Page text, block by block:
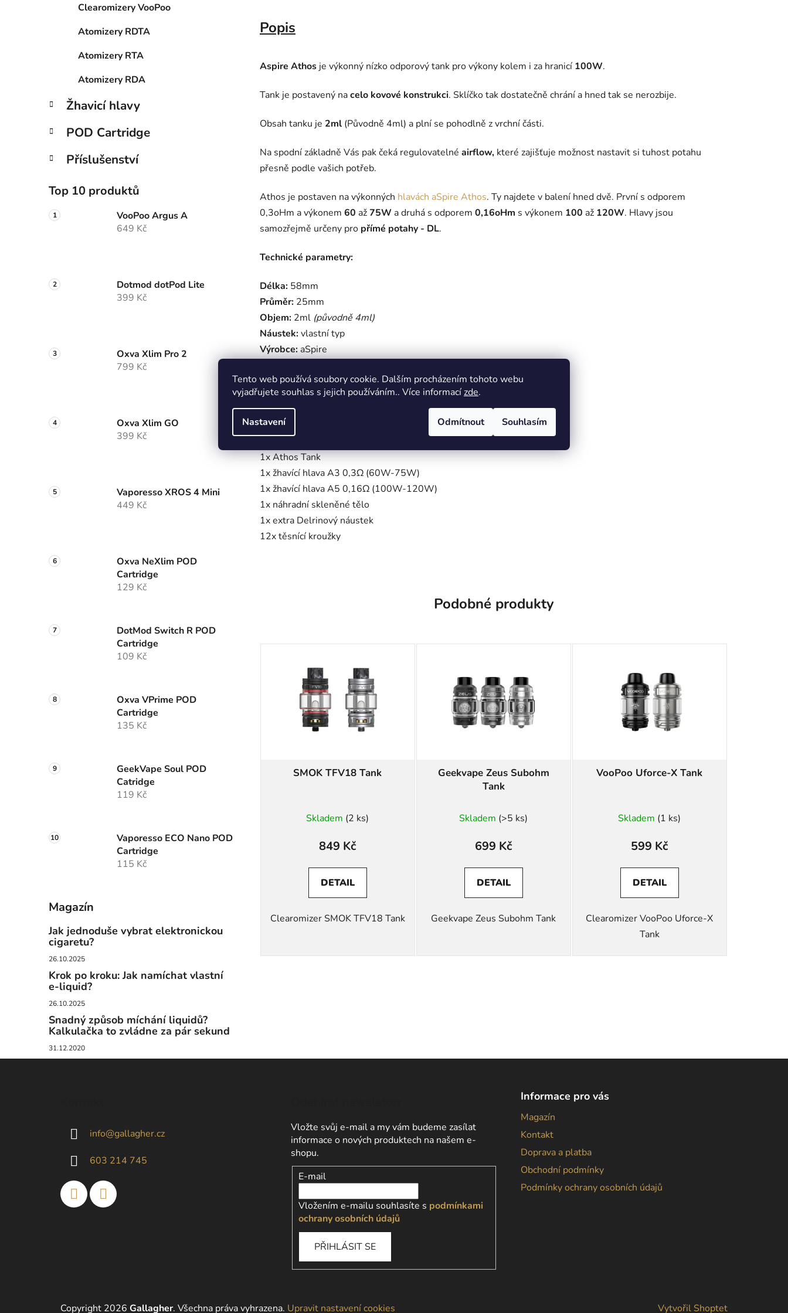
Tento web používá soubory cookie. Dalším procházením tohoto webu
vyjadřujete souhlas s jejich používáním.. Více informacízde.
Nastavení Odmítnout Souhlasím
Clearomizery VooPoo
Atomizery RDTA
Atomizery RTA
Atomizery RDA
Žhavicí hlavy
POD Cartridge
Příslušenství
Top 10 produktů
VooPoo Argus A
649 Kč
Dotmod dotPod Lite
399 Kč
Oxva Xlim Pro 2
799 Kč
Oxva Xlim GO
399 Kč
Vaporesso XROS 4 Mini
449 Kč
Oxva NeXlim POD
Cartridge
129 Kč
DotMod Switch R POD
Cartridge
109 Kč
Oxva VPrime POD
Cartridge
135 Kč
GeekVape Soul POD
Catridge
119 Kč
Vaporesso ECO Nano POD
Cartridge
115 Kč
Magazín
Jak jednoduše vybrat elektronickou
cigaretu?
26.10.2025
Krok po kroku: Jak namíchat vlastní
e-liquid?
26.10.2025
Snadný způsob míchání liquidů?
Kalkulačka to zvládne za pár sekund
31.12.2020
Popis
Aspire Athos je výkonný nízko odporový tank pro výkony kolem i za hranicí 100W.
Tank je postavený nacelo kovové konstrukci. Sklíčko tak dostatečně chrání a hned tak se nerozbije.
Obsah tanku je 2ml (Původně 4ml) a plní se pohodlně z vrchní části.
Na spodní základně Vás pak čeká regulovatelné airflow, které zajišťuje možnost nastavit si tuhost potahu
přesně podle vašich potřeb.
Athos je postaven na výkonných hlavách aSpire Athos. Ty najdete v balení hned dvě. První s odporem
0,3oHm a výkonem 60 až75W a druhá s odporem 0,16oHm s výkonem 100 až 120W. Hlavy jsou
samozřejmě určeny pro přímé potahy - DL.
Technické parametry:
Délka: 58mm
Průměr: 25mm
Objem: 2ml (původně 4ml)
Náustek:vlastní typ
Výrobce:aSpire
Typ potahu:DL - přímo do plic
Airflow:spodní
Obsah balení aSpire Athos:
1x Athos Tank
1x žhavící hlava A3 0,3Ω (60W-75W)
1x žhavící hlava A5 0,16Ω (100W-120W)
1x náhradní skleněné tělo
1x extra Delrinový náustek
12x těsnící kroužky
Podobné produkty
SMOK TFV18 Tank
Skladem (2 ks)
849 Kč
DETAIL
Clearomizer SMOK TFV18 Tank
Geekvape Zeus Subohm
Tank
Skladem (>5 ks)
699 Kč
DETAIL
Geekvape Zeus Subohm Tank
VooPoo Uforce-X Tank
Skladem (1 ks)
599 Kč
DETAIL
Clearomizer VooPoo Uforce-X
Tank
info@gallagher.cz
603 214 745
Vložte svůj e-mail a my vám budeme zasílat
informace o nových produktech na našem e-
shopu.
E-mail
Vložením e-mailu souhlasíte s podmínkami
ochrany osobních údajů
PŘIHLÁSIT SE
Informace pro vás
Magazín
Kontakt
Doprava a platba
Obchodní podmínky
Podmínky ochrany osobních údajů
Vytvořil Shoptet
Copyright 2026 Gallagher. Všechna práva vyhrazena. Upravit nastavení cookies